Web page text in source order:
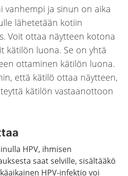
vanhempi ja sinun on aika
lähetetään kotiin
Voit ottaa näytteen kotona
kätilön luona. Se on yhtä
ottaminen kätilön luona.
että kätilö ottaa näytteen,
kätilön vastaanottoon
HPV, ihmisen
saat selville, sisältääkö
HPV-infektio voi